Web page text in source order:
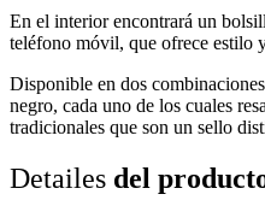
En el interior encontrará un
teléfono móvil, que ofrece estilo
Disponible en dos
negro, cada uno de los cuales
tradicionales que son un sello
Detailes del